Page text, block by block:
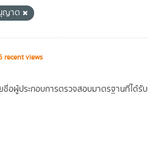
ญาต
recent views
อผู้ประกอบการตรวจสอบมาตรฐานที่ได้รั